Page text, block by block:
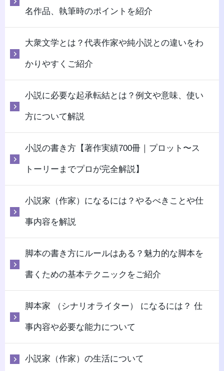
名作品、執筆時のポイントを紹介
大衆文学とは？代表作家や純小説との違いをわ
かりやすくご紹介
小説に必要な起承転結とは？例文や意味、使い
方について解説
小説の書き方【著作実績700冊｜プロット〜ス
トーリーまでプロが完全解説】
小説家（作家）になるには？やるべきことや仕
事内容を解説
脚本の書き方にルールはある？魅力的な脚本を
書くための基本テクニックをご紹介
脚本家 （シナリオライター） になるには？ 仕
事内容や必要な能力について
小説家（作家）の生活について